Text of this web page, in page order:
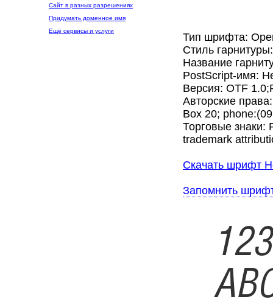
Сайт в разных разрешениях
Придумать доменное имя
Ещё сервисы и услуги
Тип шрифта:
Стиль
Название
PostScript-имя:
Версия: OTF
Авторские
Box 20;
Торговые знаки:
trademark
Скачать шрифт
Запомнить